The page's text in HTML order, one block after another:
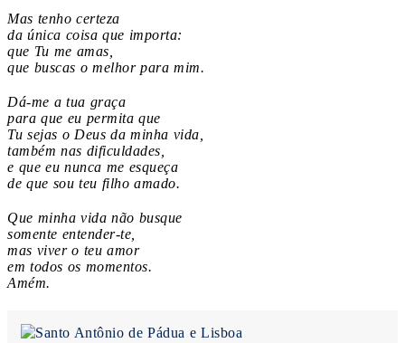
Mas tenho certeza
da única coisa que importa:
que Tu me amas,
que buscas o melhor para mim.
Dá-me a tua graça
para que eu permita que
Tu sejas o Deus da minha vida,
também nas dificuldades,
e que eu nunca me esqueça
de que sou teu filho amado.
Que minha vida não busque
somente entender-te,
mas viver o teu amor
em todos os momentos.
Amém.